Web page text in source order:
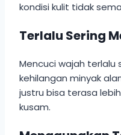
kondisi kulit tidak
Terlalu Sering
Mencuci wajah
kehilangan minyak
justru bisa terasa
kusam.